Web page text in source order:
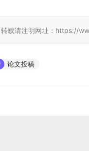
转载请注明网址：https://
论文投稿